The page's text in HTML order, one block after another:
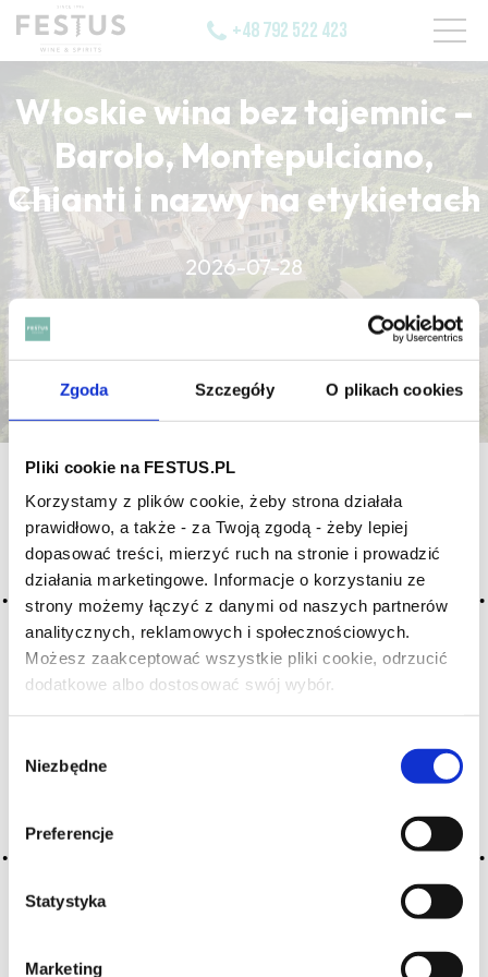
Zgoda Szczegóły O plikach cookies
Pliki cookie na FESTUS.PL
Korzystamy z plików cookie, żeby strona działała
prawidłowo, a także - za Twoją zgodą - żeby lepiej
dopasować treści, mierzyć ruch na stronie i prowadzić
działania marketingowe. Informacje o korzystaniu ze
strony możemy łączyć z danymi od naszych partnerów
analitycznych, reklamowych i społecznościowych.
Możesz zaakceptować wszystkie pliki cookie, odrzucić
dodatkowe albo dostosować swój wybór.
zgody
Niezbędne
Preferencje
Statystyka
Marketing
Czy masz ukończone 18 lat?
+48 792 522 423
Włoskie wina bez tajemnic –
Barolo, Montepulciano,
Chianti i nazwy na etykietach
2026-07-28
CZYTAJ WIĘCEJ
strona główna / oxidé
Archiwum wpisów tagu: oxidé
oksydacja
2016-05-10
utlenianie